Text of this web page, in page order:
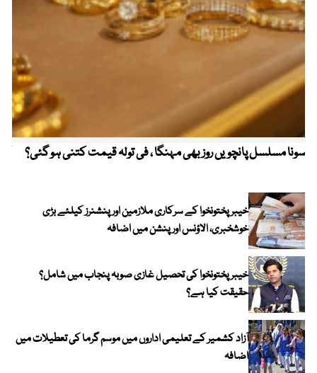
سونا مسلسل پانچویں روز بھی مہنگا ، فی تولہ قیمت کتنی ہو گئی؟
خیبرپختونخوا کے سرکاری ملازمین اور پنشنرز کیلئے بڑی
خوشخبری، الاؤنس اور پنشن میں اضافہ
خیبر پختونخوا کی تحصیل غازی صوبہ پنجاب میں شامل؟
حقیقت کیا ہے؟
آزاد کشمیر کے تعلیمی اداروں میں موسم گرما کی تعطیلات میں
اضافہ